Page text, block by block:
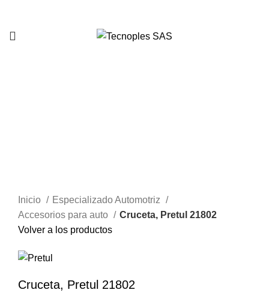
Inicio
Especializado Automotriz
Accesorios para auto
Cruceta, Pretul 21802
Volver a los productos
Cruceta, Pretul 21802